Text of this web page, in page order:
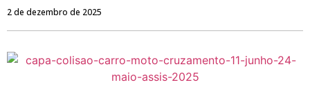
2 de dezembro de 2025